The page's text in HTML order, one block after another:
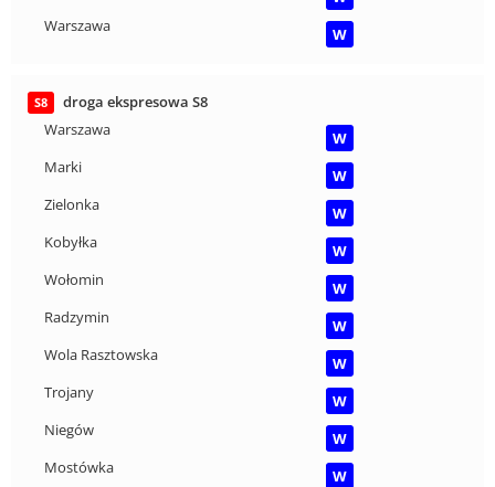
Warszawa
W
S8
droga ekspresowa S8
Warszawa
W
Marki
W
Zielonka
W
Kobyłka
W
Wołomin
W
Radzymin
W
Wola Rasztowska
W
Trojany
W
Niegów
W
Mostówka
W